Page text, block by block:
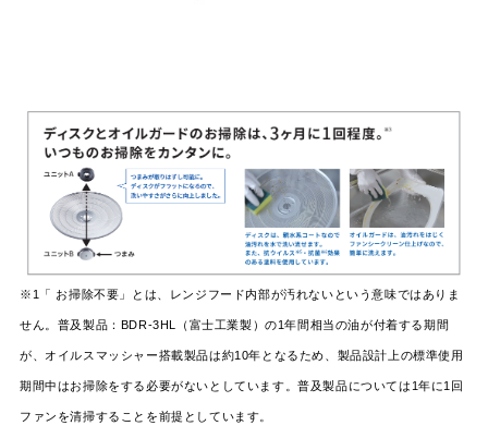
※1「 お掃除不要」とは、レンジフード内部が汚れないという意味ではありま
せん。普及製品：BDR-3HL（富士工業製）の1年間相当の油が付着する期間
が、オイルスマッシャー搭載製品は約10年となるため、製品設計上の標準使用
期間中はお掃除をする必要がないとしています。普及製品については1年に1回
ファンを清掃することを前提としています。